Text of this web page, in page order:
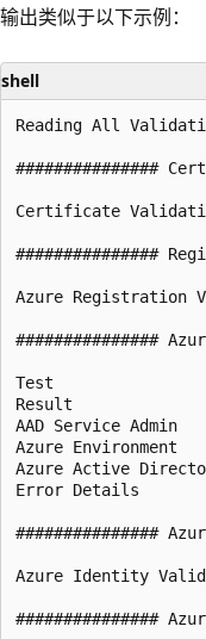
输出类似于以下示例：
shell
Reading All
###############
Certificate
###############
Azure Registration
###############
Test
Result
AAD Service
Azure
Azure Active
Error Details
###############
Azure Identity
###############